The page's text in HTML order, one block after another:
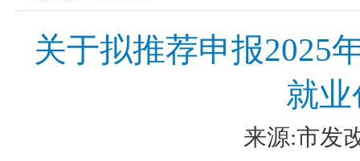
关于拟推荐申报2025
就
来源:市发